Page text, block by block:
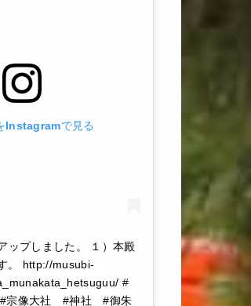
Instagramで見る
ップしました。 １）本殿
。 http://musubi-
#
宗像大社 #神社 #御朱